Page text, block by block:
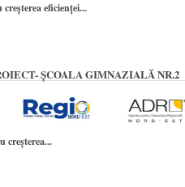
eficienței...
ȘCOALA GIMNAZIALĂ NR.2
creșterea...